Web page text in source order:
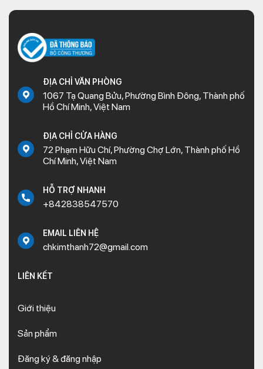
ĐỊA CHỈ VĂN PHÒNG
1067 Tạ Quang Bửu, Phường Bình Đông, Thành phố
Hồ Chí Minh, Việt Nam
ĐỊA CHỈ CỬA HÀNG
72 Phạm Hữu Chí, Phường Chợ Lớn, Thành phố Hồ
Chí Minh, Việt Nam
HỖ TRỢ NHANH
+842838547570
EMAIL LIÊN HỆ
chkimthanh72@gmail.com
LIÊN KẾT
Giới thiệu
Sản phẩm
Đăng ký & đăng nhập